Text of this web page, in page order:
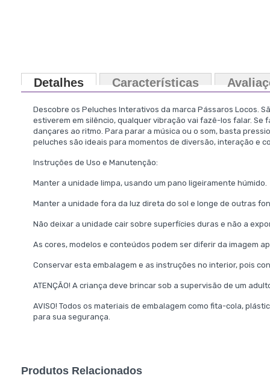
Detalhes
Descobre os Peluches Interativos da marca Pássaros Locos.
estiverem em silêncio, qualquer vibração vai fazê-los falar. Se
dançares ao ritmo. Para parar a música ou o som, basta
peluches são ideais para momentos de diversão, interação e
Instruções de Uso e Manutenção:
Manter a unidade limpa, usando um pano ligeiramente húmido.
Manter a unidade fora da luz direta do sol e longe de outras
Não deixar a unidade cair sobre superfícies duras e não a
As cores, modelos e conteúdos podem ser diferir da imagem
Conservar esta embalagem e as instruções no interior, pois
ATENÇÃO! A criança deve brincar sob a supervisão de um
AVISO! Todos os materiais de embalagem como fita-cola,
para sua segurança.
Características
Produtos Relacionados